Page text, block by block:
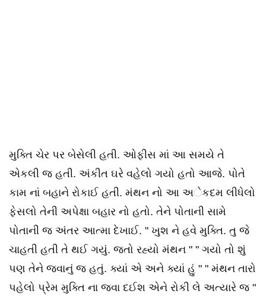
મુક્તિ ચેર પર બેસેલી હતી. ઓફીસ માં આ સમયે તે
એકલી જ હતી. અંકીત ઘરે વહેલો ગયો હતો આજે. પોતે
કામ નાં બહાને રોકાઈ હતી. મંથન નો આ અેકદમ લીધેલો
ફેસલો તેની અપેક્ષા બહાર નો હતો. તેને પોતાની સામે
પોતાની જ અંતર આત્મા દેખાઈ. " ખુશ ને હવે મુક્તિ. તુ જે
ચાહતી હતી તે થઈ ગયું. જતો રહ્યો મંથન " " ગયો તો શું
પણ તેને જવાનું જ હતું. ક્યાં એ અને ક્યાં હું " " મંથન તારો
પહેલો પ્રેમ મુક્તિ ના જવા દઈશ એને રોકી લે અત્યારે જ "